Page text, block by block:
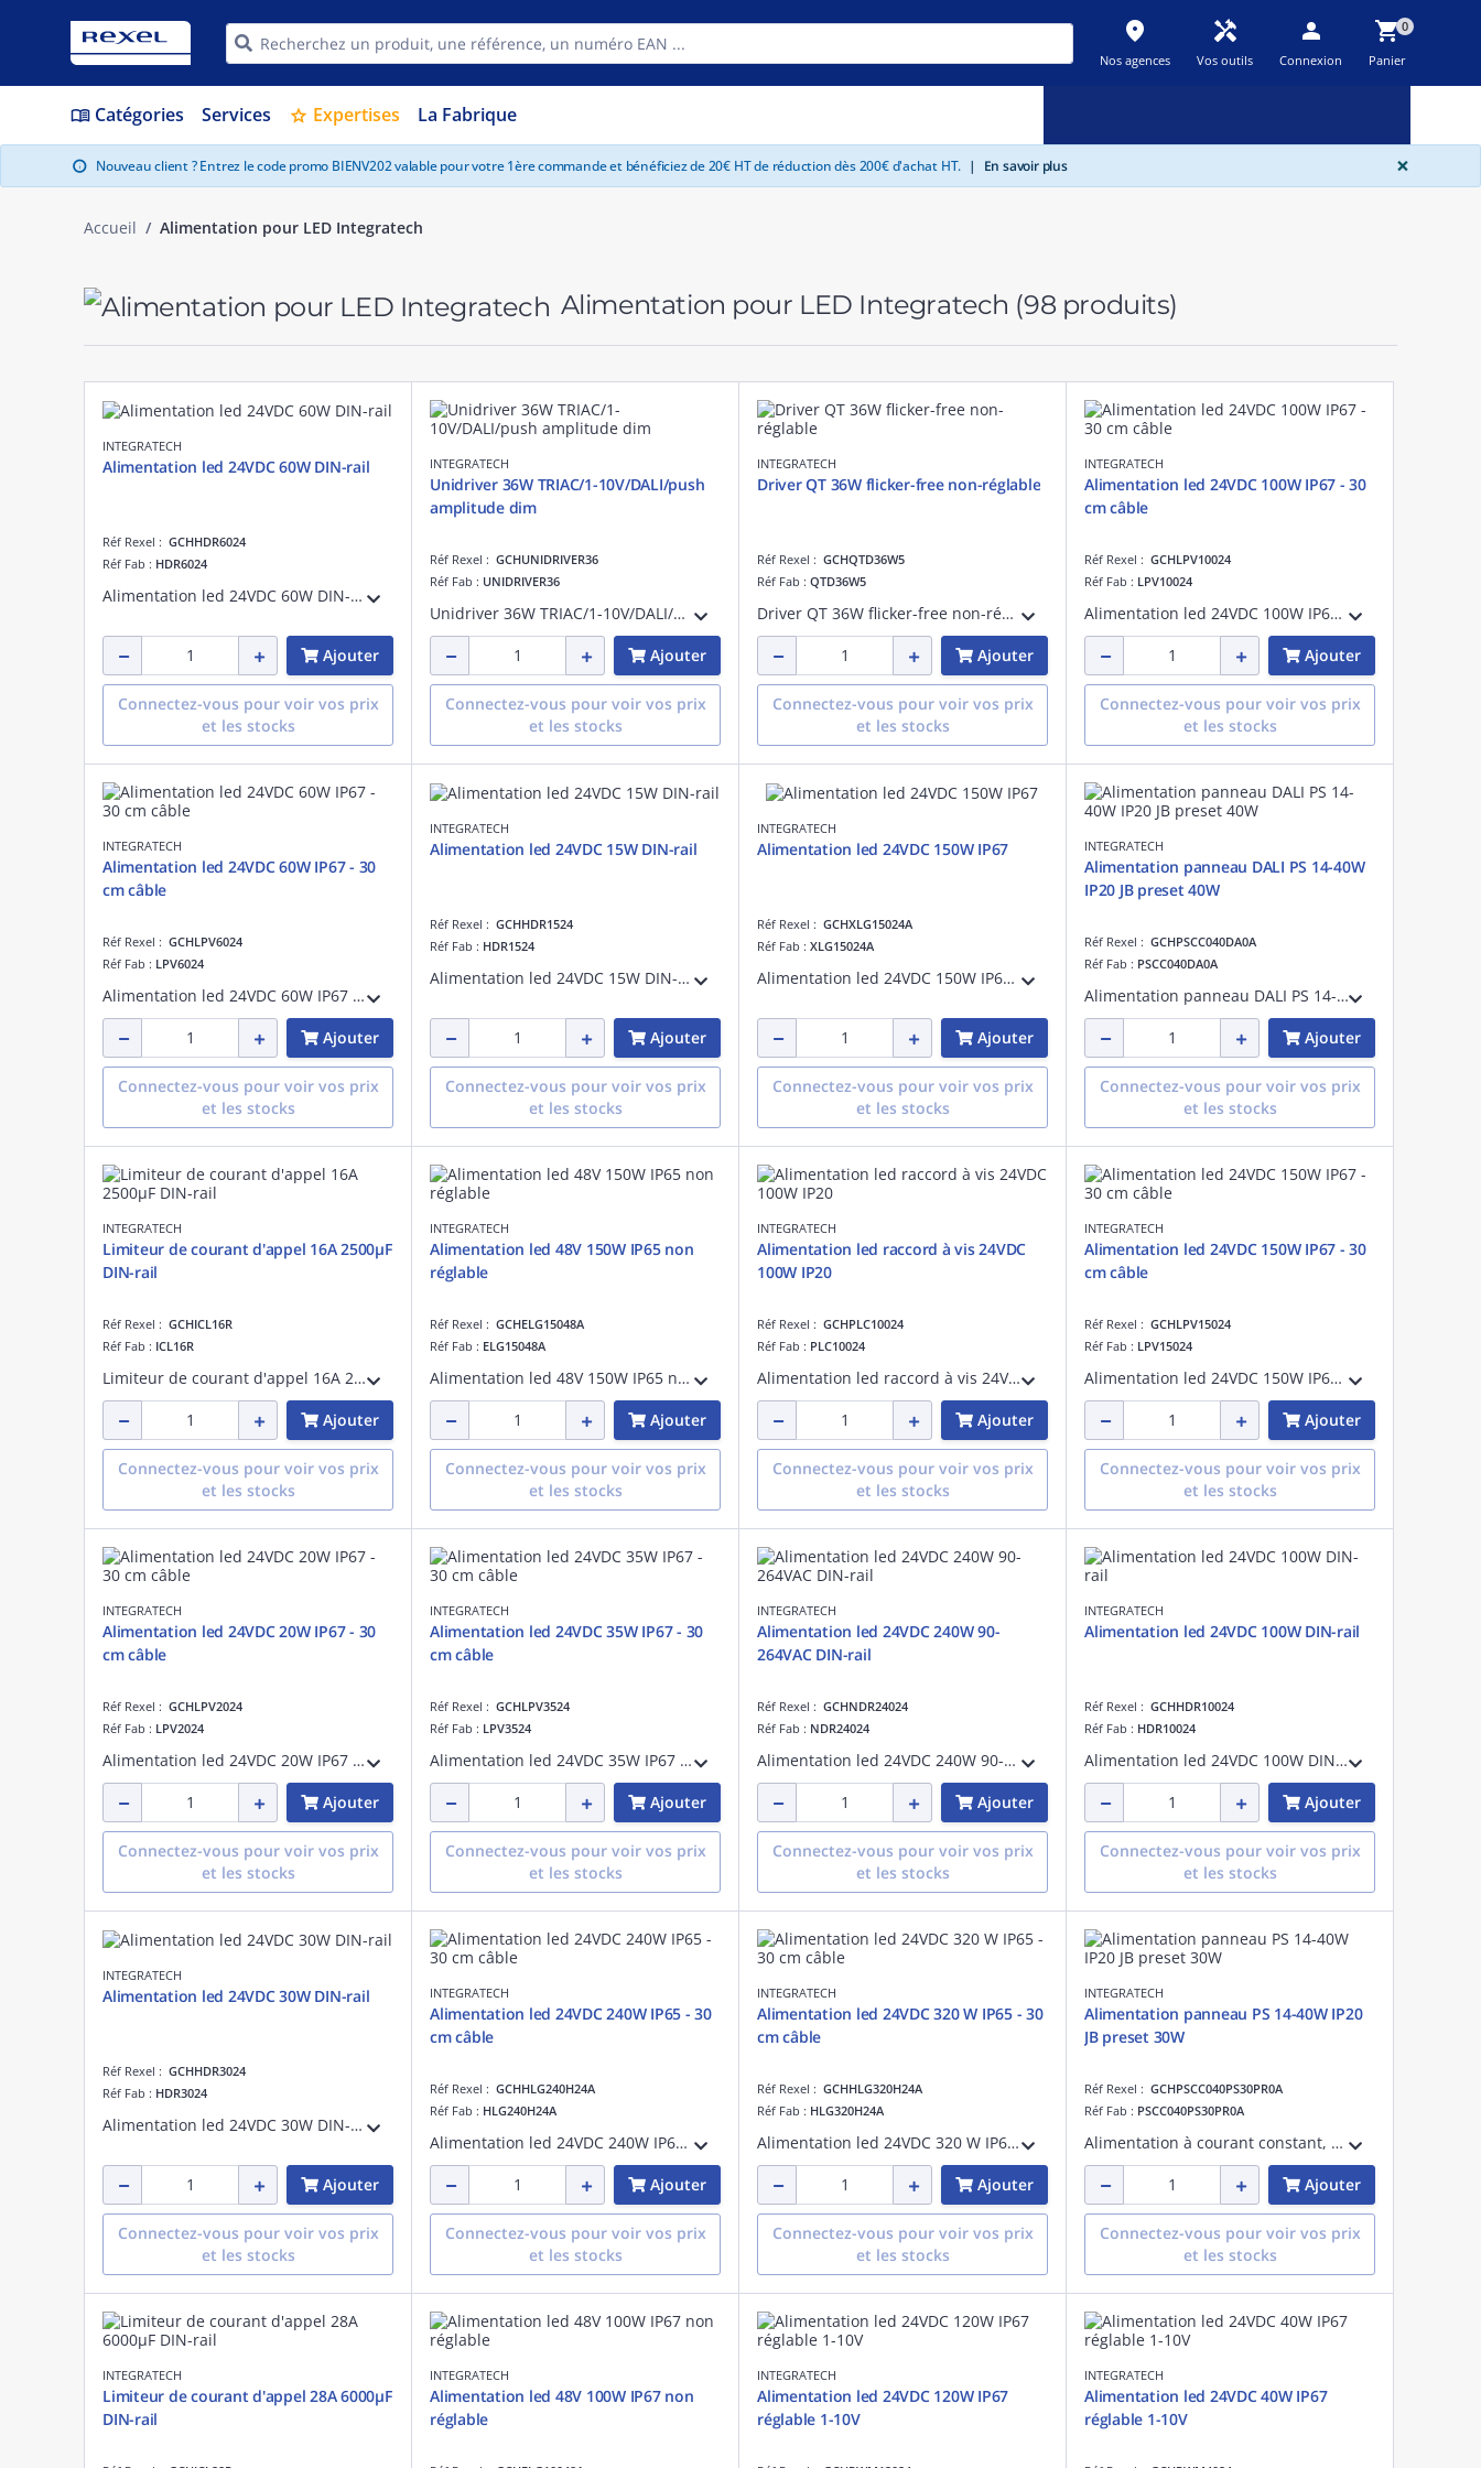
place
Nos agences
handyman
Vos outils
person
Connexion
shopping_cart0
Panier
menu_book Catégories Services star Expertises La Fabrique
info Nouveau client ? Entrez le code promo BIENV202 valable pour votre 1ère commande et bénéficiez de 20€ HT de réduction dès 200€ d'achat HT. | En savoir plus ×
Accueil Alimentation pour LED Integratech
Alimentation pour LED Integratech (98 produits)
INTEGRATECH
Alimentation led 24VDC 60W DIN-rail
Réf Rexel : GCHHDR6024
Réf Fab : HDR6024
Alimentation led 24VDC 60W DIN-rail, puissance de sortie:60 W, IP20
Ajouter
Connectez-vous pour voir vos prix
et les stocks
INTEGRATECH
Unidriver 36W TRIAC/1-10V/DALI/push
amplitude dim
Réf Rexel : GCHUNIDRIVER36
Réf Fab : UNIDRIVER36
Unidriver 36W TRIAC/1-10V/DALI/push amplitude dim, classe I, puissance de sortie:36 W, IP20, variation 1-10V, variation DALI, variation avec bouton-poussoir:
Ajouter
Connectez-vous pour voir vos prix
et les stocks
INTEGRATECH
Driver QT 36W flicker-free non-réglable
Réf Rexel : GCHQTD36W5
Réf Fab : QTD36W5
Driver QT 36W flicker-free non-réglable, classe II, puissance de sortie:36 W, IP20
Ajouter
Connectez-vous pour voir vos prix
et les stocks
INTEGRATECH
Alimentation led 24VDC 100W IP67 - 30
cm câble
Réf Rexel : GCHLPV10024
Réf Fab : LPV10024
Alimentation led 24VDC 100W IP67 - Longueur câble 30 cm, puissance de sortie:100 W, IP67
Ajouter
Connectez-vous pour voir vos prix
et les stocks
INTEGRATECH
Alimentation led 24VDC 60W IP67 - 30
cm câble
Réf Rexel : GCHLPV6024
Réf Fab : LPV6024
Alimentation led 24VDC 60W IP67 - Longueur câble 30 cm, puissance de sortie:60 W, IP67
Ajouter
Connectez-vous pour voir vos prix
et les stocks
INTEGRATECH
Alimentation led 24VDC 15W DIN-rail
Réf Rexel : GCHHDR1524
Réf Fab : HDR1524
Alimentation led 24VDC 15W DIN-rail, puissance de sortie:15 W, IP20
Ajouter
Connectez-vous pour voir vos prix
et les stocks
INTEGRATECH
Alimentation led 24VDC 150W IP67
Réf Rexel : GCHXLG15024A
Réf Fab : XLG15024A
Alimentation led 24VDC 150W IP67, puissance de sortie:150 W, IP67
Ajouter
Connectez-vous pour voir vos prix
et les stocks
INTEGRATECH
Alimentation panneau DALI PS 14-40W
IP20 JB preset 40W
Réf Rexel : GCHPSCC040DA0A
Réf Fab : PSCC040DA0A
Alimentation panneau DALI PS 14-40W IP20 JB preset 40W
Ajouter
Connectez-vous pour voir vos prix
et les stocks
INTEGRATECH
Limiteur de courant d'appel 16A 2500µF
DIN-rail
Réf Rexel : GCHICL16R
Réf Fab : ICL16R
Limiteur de courant d'appel 16A 2500µF DIN-rail
Ajouter
Connectez-vous pour voir vos prix
et les stocks
INTEGRATECH
Alimentation led 48V 150W IP65 non
réglable
Réf Rexel : GCHELG15048A
Réf Fab : ELG15048A
Alimentation led 48V 150W IP65 non réglable
Ajouter
Connectez-vous pour voir vos prix
et les stocks
INTEGRATECH
Alimentation led raccord à vis 24VDC
100W IP20
Réf Rexel : GCHPLC10024
Réf Fab : PLC10024
Alimentation led raccord à vis 24VDC 100W IP20, puissance de sortie:100 W
Ajouter
Connectez-vous pour voir vos prix
et les stocks
INTEGRATECH
Alimentation led 24VDC 150W IP67 - 30
cm câble
Réf Rexel : GCHLPV15024
Réf Fab : LPV15024
Alimentation led 24VDC 150W IP67 - Longueur câble 30 cm, puissance de sortie:150 W, IP67
Ajouter
Connectez-vous pour voir vos prix
et les stocks
INTEGRATECH
Alimentation led 24VDC 20W IP67 - 30
cm câble
Réf Rexel : GCHLPV2024
Réf Fab : LPV2024
Alimentation led 24VDC 20W IP67 - Longueur câble 30 cm, puissance de sortie:20 W, IP67
Ajouter
Connectez-vous pour voir vos prix
et les stocks
INTEGRATECH
Alimentation led 24VDC 35W IP67 - 30
cm câble
Réf Rexel : GCHLPV3524
Réf Fab : LPV3524
Alimentation led 24VDC 35W IP67 - Longueur câble 30 cm, puissance de sortie:35 W, IP67
Ajouter
Connectez-vous pour voir vos prix
et les stocks
INTEGRATECH
Alimentation led 24VDC 240W 90-
264VAC DIN-rail
Réf Rexel : GCHNDR24024
Réf Fab : NDR24024
Alimentation led 24VDC 240W 90-264VAC DIN-rail, puissance de sortie:240 W, IP20
Ajouter
Connectez-vous pour voir vos prix
et les stocks
INTEGRATECH
Alimentation led 24VDC 100W DIN-rail
Réf Rexel : GCHHDR10024
Réf Fab : HDR10024
Alimentation led 24VDC 100W DIN-rail, puissance de sortie:100 W, IP20
Ajouter
Connectez-vous pour voir vos prix
et les stocks
INTEGRATECH
Alimentation led 24VDC 30W DIN-rail
Réf Rexel : GCHHDR3024
Réf Fab : HDR3024
Alimentation led 24VDC 30W DIN-rail, puissance de sortie:30 W, IP20
Ajouter
Connectez-vous pour voir vos prix
et les stocks
INTEGRATECH
Alimentation led 24VDC 240W IP65 - 30
cm câble
Réf Rexel : GCHHLG240H24A
Réf Fab : HLG240H24A
Alimentation led 24VDC 240W IP65 - 30 cm câble, puissance de sortie:240 W, IP65
Ajouter
Connectez-vous pour voir vos prix
et les stocks
INTEGRATECH
Alimentation led 24VDC 320 W IP65 - 30
cm câble
Réf Rexel : GCHHLG320H24A
Réf Fab : HLG320H24A
Alimentation led 24VDC 320 W IP65 - 30 cm câble, puissance de sortie:320 W, IP65
Ajouter
Connectez-vous pour voir vos prix
et les stocks
INTEGRATECH
Alimentation panneau PS 14-40W IP20
JB preset 30W
Réf Rexel : GCHPSCC040PS30PR0A
Réf Fab : PSCC040PS30PR0A
Alimentation à courant constant, réglable de 500mA à 1000mA avec power switch de 14W à 40W. Préréglé à 750mA, 30W.
Ajouter
Connectez-vous pour voir vos prix
et les stocks
INTEGRATECH
Limiteur de courant d'appel 28A 6000µF
DIN-rail
INTEGRATECH
Alimentation led 48V 100W IP67 non
réglable
INTEGRATECH
Alimentation led 24VDC 120W IP67
réglable 1-10V
INTEGRATECH
Alimentation led 24VDC 40W IP67
réglable 1-10V